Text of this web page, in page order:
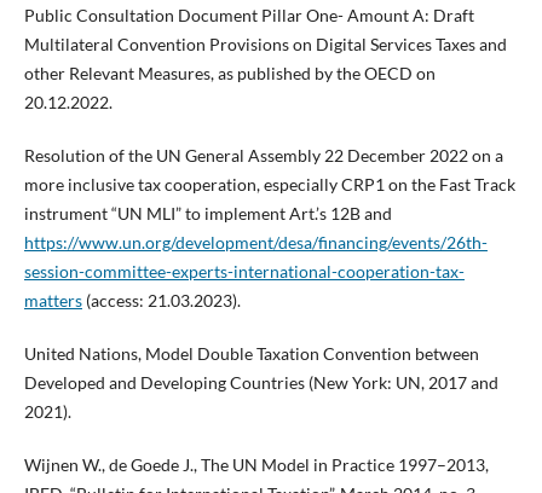
Public Consultation Document Pillar One- Amount A: Draft
Multilateral Convention Provisions on Digital Services Taxes and
other Relevant Measures, as published by the OECD on
20.12.2022.
Resolution of the UN General Assembly 22 December 2022 on a
more inclusive tax cooperation, especially CRP1 on the Fast Track
instrument “UN MLI” to implement Art.’s 12B and
https://www.un.org/development/desa/financing/events/26th-
session-committee-experts-international-cooperation-tax-
matters(access: 21.03.2023).
United Nations, Model Double Taxation Convention between
Developed and Developing Countries (New York: UN, 2017 and
2021).
Wijnen W., de Goede J., The UN Model in Practice 1997–2013,